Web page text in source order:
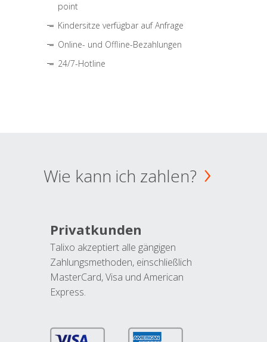
point
Kindersitze verfügbar auf Anfrage
Online- und Offline-Bezahlungen
24/7-Hotline
Wie kann ich zahlen?
Privatkunden
Talixo akzeptiert alle gängigen
Zahlungsmethoden, einschließlich
MasterCard, Visa und American
Express.